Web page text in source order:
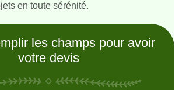
en toute sérénité.
les champs pour avoir
votre devis